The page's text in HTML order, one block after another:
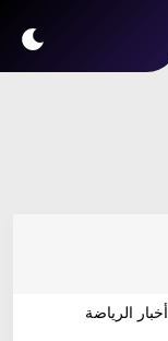
أخبار الرياضة